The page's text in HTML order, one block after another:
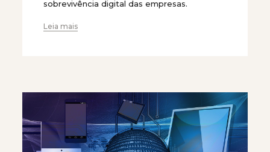
sobrevivência digital das empresas.
Leia mais